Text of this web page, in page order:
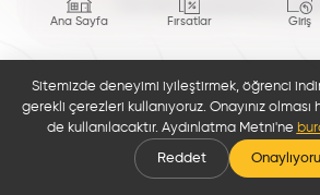
Ana Sayfa Fırsatlar Giriş
This site is protected by
Sitemizde deneyimi iyileştirmek, öğrenci
gerekli çerezleri kullanıyoruz. Onayınız
de kullanılacaktır. Aydınlatma Metni'ne
Reddet